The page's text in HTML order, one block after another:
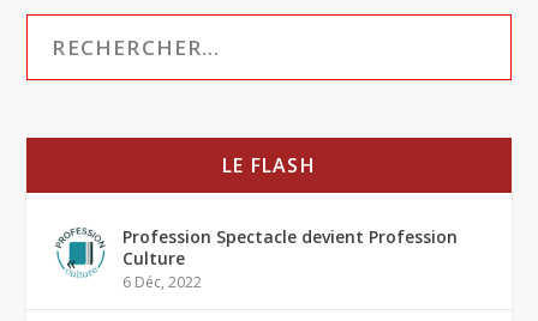
LE FLASH
Profession Spectacle devient Profession
Culture
6 Déc, 2022